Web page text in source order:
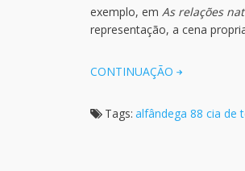
exemplo, em As relações
representação, a cena
CONTINUAÇÃO
Tags: alfândega 88 cia de